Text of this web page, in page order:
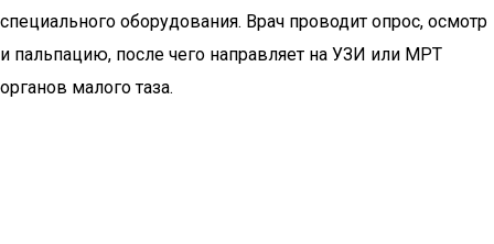
специального оборудования. Врач проводит опрос, осмотр
и пальпацию, после чего направляет на УЗИ или МРТ
органов малого таза.